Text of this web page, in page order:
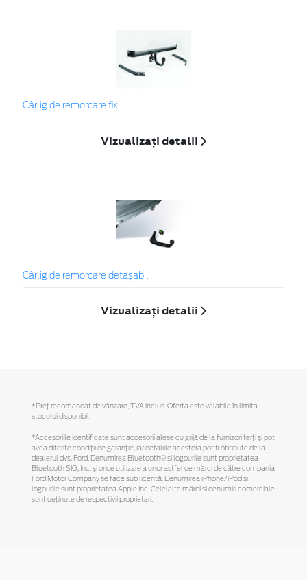
Cârlig de remorcare fix
Vizualizați detalii
Cârlig de remorcare detașabil
Vizualizați detalii
*Preţ recomandat de vânzare, TVA inclus. Oferta este valabilă în limita
stocului disponibil.
*Accesoriile identificate sunt accesorii alese cu grijă de la furnizori terți și pot
avea diferite condiții de garanție, iar detaliile acestora pot fi obținute de la
dealerul dvs. Ford. Denumirea Bluetooth® și logourile sunt proprietatea
Bluetooth SIG, Inc. și orice utilizare a unor astfel de mărci de către compania
Ford Motor Company se face sub licență. Denumirea iPhone/iPod și
logourile sunt proprietatea Apple Inc. Celelalte mărci și denumiri comerciale
sunt deținute de respectivii proprietari.